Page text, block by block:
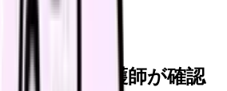
保存
人票を、看護師が確認